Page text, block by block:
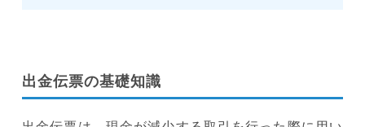
出金伝票の基礎知識